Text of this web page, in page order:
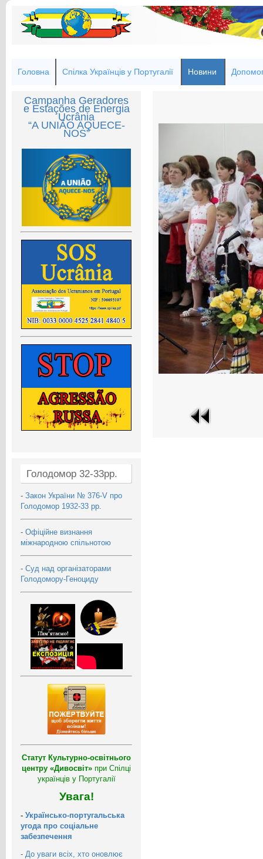
Головна Спілка Українців у Португалії Новини
Campanha Geradores
e Estações de Energia
Ucrânia
“A UNIÃO AQUECE-
NOS”
Голодомор 32-33рр.
- Закон України № 376-V про
Голодомор 1932-33 рр.
- Офіційне визнання
міжнародною спільнотою
- Суд над організаторами
Голодомору-Геноциду
Статут Культурно-освітнього
центру «Дивосвіт» при Спілці
українців у Португалії
Увага!
- Українсько-португальська
угода про соціальне
забезпечення
- До уваги всіх, хто оновлює